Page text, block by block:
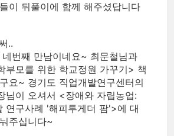
이 뒤풀이에 함께 해주셨답니다
..
번째 만남이네요~ 최문철님과
부모를 위한 학교정원 가꾸기> 책
요~ 경기도 직업개발연구센터의
님이 오셔서 <장애와 자립농업:
연구사례 '해피투게더 팜'>에 대
주십니다~